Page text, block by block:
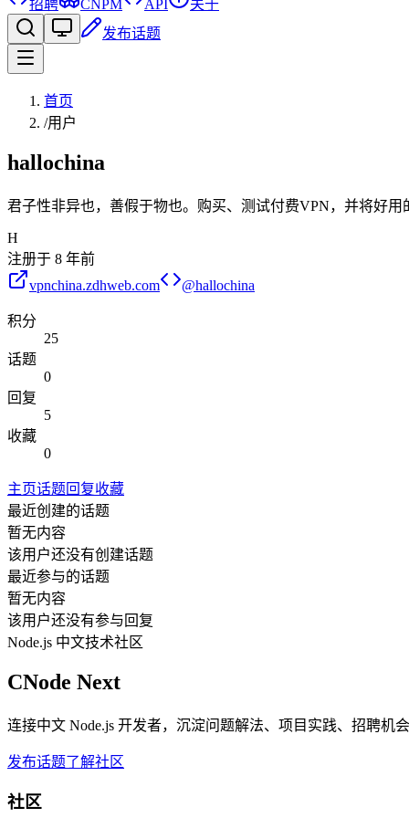
招聘 CNPM API
关于
发布话题
首页
/用户
hallochina
君子性非异也，善假于物也。购买、测试付费VPN，并将好用
H
注册于 8 年前
vpnchina.zdhweb.com
@hallochina
积分
25
话题
0
回复
5
收藏
0
主页话题回复收藏
最近创建的话题
暂无内容
该用户还没有创建话题
最近参与的话题
暂无内容
该用户还没有参与回复
Node.js 中文技术社区
CNode Next
连接中文 Node.js 开发者，沉淀问题解法、项目实践、招聘机会
发布话题了解社区
社区